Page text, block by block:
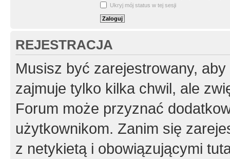
Ukryj mój status w tej sesji
REJESTRACJA
Musisz być zarejestrowany,
zajmuje tylko kilka chwil, ale
Forum może przyznać
użytkownikom. Zanim się
z netykietą i obowiązującymi